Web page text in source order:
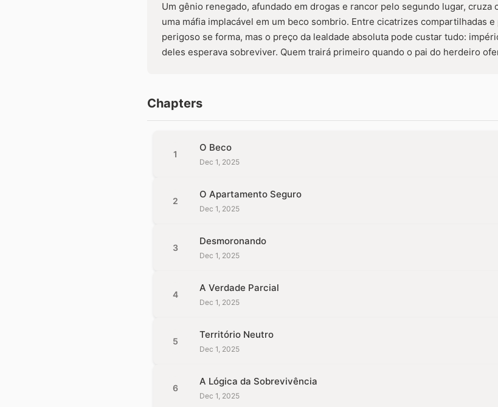
Um gênio renegado, afundado em drogas e rancor pelo segundo lugar,
uma máfia implacável em um beco sombrio. Entre cicatrizes compartilhadas
perigoso se forma, mas o preço da lealdade absoluta pode custar tudo:
deles esperava sobreviver. Quem trairá primeiro quando o pai do herdeiro
Chapters
1
O Beco
Dec 1, 2025
2
O Apartamento Seguro
Dec 1, 2025
3
Desmoronando
Dec 1, 2025
4
A Verdade Parcial
Dec 1, 2025
5
Território Neutro
Dec 1, 2025
6
A Lógica da Sobrevivência
Dec 1, 2025